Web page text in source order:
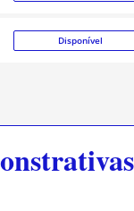
Disponível